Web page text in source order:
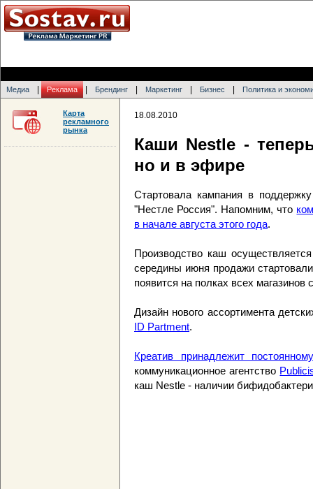
Медиа Реклама Брендинг Маркетинг Бизнес Политика и
18.08.2010
Каши Nestle -
но и в эфире
Стартовала кампания в
"Нестле Россия". Напомним, что
в начале августа этого года.
Производство каш
середины июня продажи
появится на полках всех магазинов
Дизайн нового ассортимента
ID Partment.
Креатив принадлежит
коммуникационное агентство
каш Nestle - наличии
Карта
рекламного
рынка